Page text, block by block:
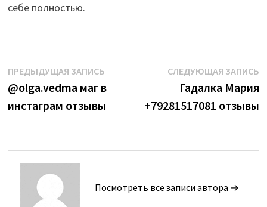
себе полностью.
Навигация
по
записям
ПРЕДЫДУЩАЯ ЗАПИСЬПредыдущая
запись:
@olga.vedma маг в
инстаграм отзывы
СЛЕДУЮЩАЯ ЗАПИСЬ
Гадалка Мария
+79281517081 отзывы
Посмотреть все записи автора →